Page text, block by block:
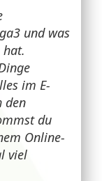
und was
im E-
den
du
Online-
viel